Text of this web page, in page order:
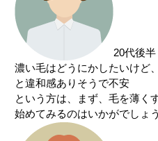
20代後半
濃い毛はどうにかしたいけど
と違和感ありそうで不安
という方は、まず、毛を薄く
始めてみるのはいかがでしょ